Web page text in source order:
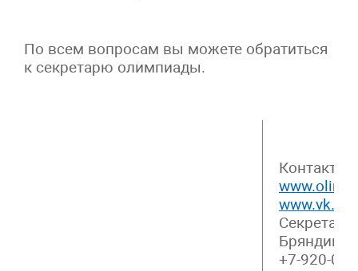
По всем вопросам вы можете обратиться
к секретарю олимпиады.
+7-920-